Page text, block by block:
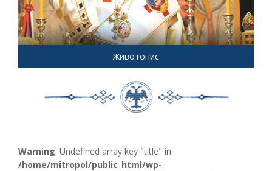
Животопис
Warning: Undefined array key "title" in
/home/mitropol/public_html/wp-